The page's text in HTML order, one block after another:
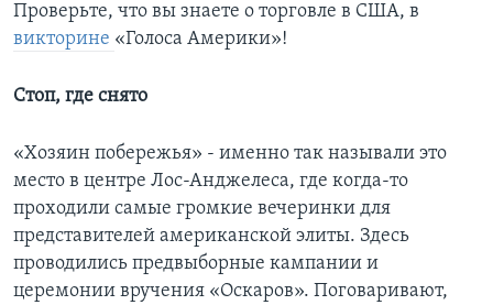
Проверьте, что вы знаете о торговле в США, в
викторине «Голоса Америки»!
Стоп, где снято
«Хозяин побережья» - именно так называли это
место в центре Лос-Анджелеса, где когда-то
проходили самые громкие вечеринки для
представителей американской элиты. Здесь
проводились предвыборные кампании и
церемонии вручения «Оскаров». Поговаривают,